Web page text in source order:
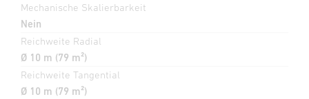
Mechanische Skalierbarkeit
Nein
Reichweite Radial
Ø 10 m (79 m²)
Reichweite Tangential
Ø 10 m (79 m²)